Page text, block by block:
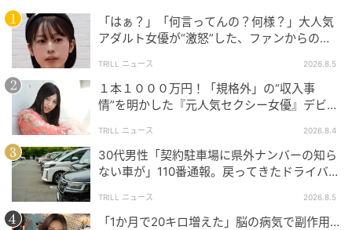
第24話
た
ウーマンエキサイト
全話一覧を見る
クリエイター情報
ウーマンエキサイト
「はぁ？」「何言ってんの？何様？」大人気
アダルト女優が“激怒”した、ファンからの
TRILL ニュース 2026.8.5
１本１０００万円！「規格外」の“収入事
情”を明かした『元人気セクシー女優』デビュ
TRILL ニュース 2026.8.4
30代男性「契約駐車場に県外ナンバーの知ら
ない車が」110番通報。戻ってきたドライバー
TRILL ニュース 2026.8.5
「1か月で20キロ増えた」脳の病気で副作用…